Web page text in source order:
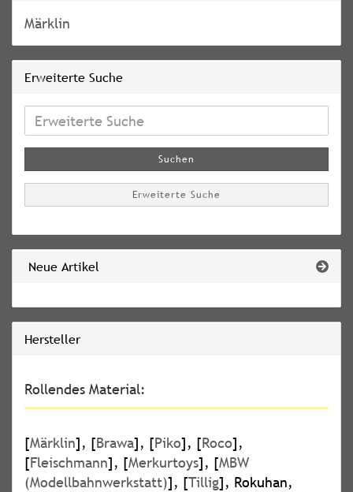
Märklin
Erweiterte Suche
Erweiterte
Suche
Suchen
Erweiterte Suche
Neue Artikel
Hersteller
Rollendes Material:
[Märklin], [Brawa], [Piko], [Roco],
[Fleischmann], [Merkurtoys], [MBW
(Modellbahnwerkstatt)], [Tillig], Rokuhan,